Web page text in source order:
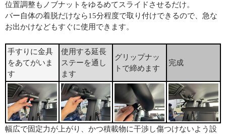
位置調整もノブナットをゆるめてスライドさせるだけ。
バー自体の着脱だけなら15分程度で取り付けできるので、急な
お出かけなどもすぐに使用できます。
手すりに金具
をあてがいま
す
使用する延長
ステーを通し
ます
グリップナッ
トで締めます
完成
幅広で固定力が上がり、かつ積載物に干渉し傷つけないよう設